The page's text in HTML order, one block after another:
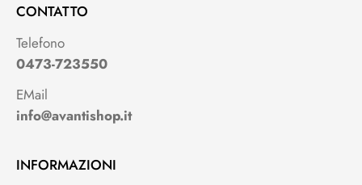
CONTATTO
Telefono
0473-723550
EMail
info@avantishop.it
INFORMAZIONI